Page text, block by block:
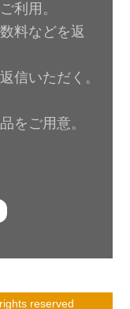
利用。
料などを返
信いただく。
をご用意。
reserved